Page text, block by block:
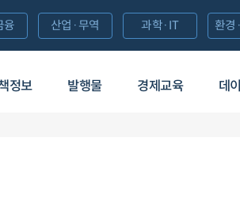
정보 발행물 경제교육 데
융 산업·무역 과학·IT 환경